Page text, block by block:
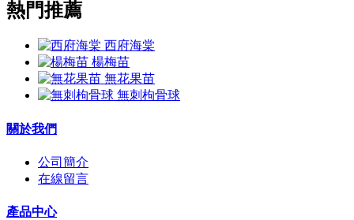
熱門推薦
西府海棠
楊梅苗
無花果苗
無刺枸骨球
關於我們
公司簡介
在線留言
產品中心